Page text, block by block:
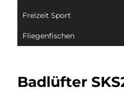
Freizeit Sport
Fliegenfischen
Badlüfter